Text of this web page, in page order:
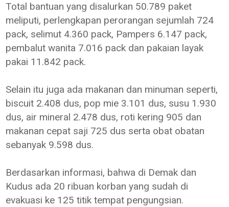
Total bantuan yang disalurkan 50.789 paket
meliputi, perlengkapan perorangan sejumlah 724
pack, selimut 4.360 pack, Pampers 6.147 pack,
pembalut wanita 7.016 pack dan pakaian layak
pakai 11.842 pack.
Selain itu juga ada makanan dan minuman seperti,
biscuit 2.408 dus, pop mie 3.101 dus, susu 1.930
dus, air mineral 2.478 dus, roti kering 905 dan
makanan cepat saji 725 dus serta obat obatan
sebanyak 9.598 dus.
Berdasarkan informasi, bahwa di Demak dan
Kudus ada 20 ribuan korban yang sudah di
evakuasi ke 125 titik tempat pengungsian.